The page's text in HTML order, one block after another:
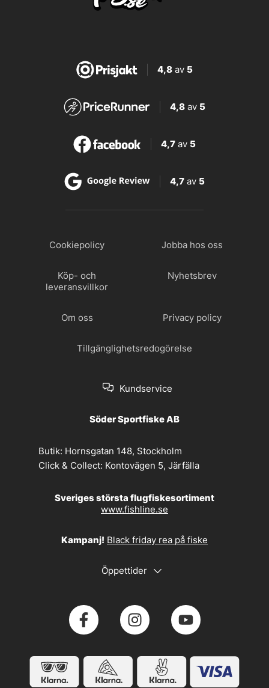
4,8av 5
4,8 av 5
4,7 av 5
4,7 av 5
Cookiepolicy Jobba hos oss
Köp- och
leveransvillkor
Nyhetsbrev
Om oss Privacy policy
Tillgänglighetsredogörelse
Kundservice
Söder Sportfiske AB
Butik: Hornsgatan 148, Stockholm
Click & Collect: Kontovägen 5, Järfälla
Sveriges största flugfiskesortiment
www.fishline.se
Kampanj! Black friday rea på fiske
Öppettider